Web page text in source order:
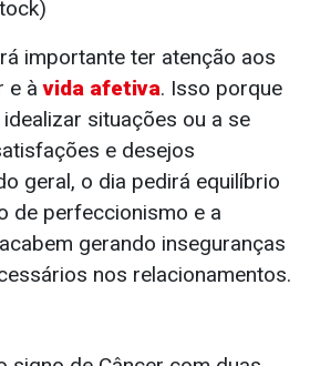
importante ter atenção aos
e à vida afetiva. Isso porque
situações ou a se
e desejos
geral, o dia pedirá equilíbrio
de perfeccionismo e a
gerando inseguranças
nos relacionamentos.